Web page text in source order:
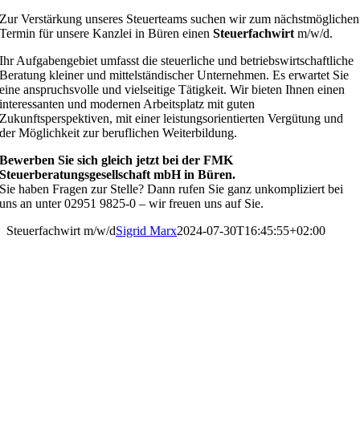
Zur Verstärkung unseres Steuerteams suchen wir zum nächstmöglichen
Termin für unsere Kanzlei in Büren einenSteuerfachwirtm/w/d.
Ihr Aufgabengebiet umfasst die steuerliche und betriebswirtschaftliche
Beratung kleiner und mittelständischer Unternehmen. Es erwartet Sie
eine anspruchsvolle und vielseitige Tätigkeit. Wir bieten Ihnen einen
interessanten und modernen Arbeitsplatz mit guten
Zukunftsperspektiven, mit einer leistungsorientierten Vergütung und
der Möglichkeit zur beruflichen Weiterbildung.
Bewerben Sie sich gleich jetzt bei der FMK
Steuerberatungsgesellschaft mbH in Büren.
Sie haben Fragen zur Stelle? Dann rufen Sie ganz unkompliziert bei
uns an unter 02951 9825-0 – wir freuen uns auf Sie.
Steuerfachwirt m/w/dSigrid Marx2024-07-30T16:45:55+02:00